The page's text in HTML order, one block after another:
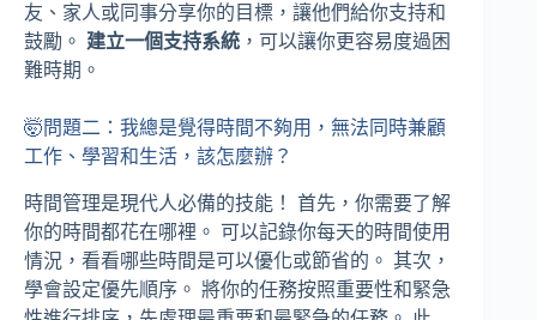
友、家人或同事分享你的目標，讓他們給你支持和
鼓勵。 建立一個支持系統 ，可以讓你更容易度過困
難時期。
🤯問題二：我總是覺得時間不夠用，無法同時兼顧
工作、學習和生活，該怎麼辦？
時間管理是現代人必備的技能！ 首先，你需要了解
你的時間都花在哪裡。 可以記錄你每天的時間使用
情況，看看哪些時間是可以優化或節省的。 其次，
學會設定優先順序。 將你的任務按照重要性和緊急